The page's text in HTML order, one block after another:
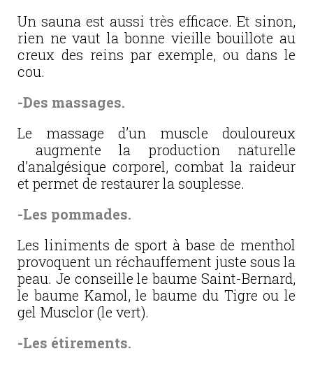
Un sauna est aussi très efficace. Et sinon,
rien ne vaut la bonne vieille bouillote au
creux des reins par exemple, ou dans le
cou.
-Des massages.
Le massage d’un muscle douloureux
augmente la production naturelle
d’analgésique corporel, combat la raideur
et permet de restaurer la souplesse.
-Les pommades.
Les liniments de sport à base de menthol
provoquent un réchauffement juste sous la
peau. Je conseille le baume Saint-Bernard,
le baume Kamol, le baume du Tigre ou le
gel Musclor (le vert).
-Les étirements.